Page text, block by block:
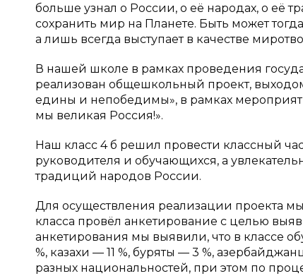
больше узнал о России, о её народах, о её
сохранить мир на Планете. Быть может
а лишь всегда выступает в качестве
В нашей школе в рамках проведения
реализован общешкольный проект,
едины и непобедимы», в рамках
мы великая Россия!».
Наш класс 4 б решил провести классный
руководителя и обучающихся, а
традиций народов России.
Для осуществления реализации проекта
класса провёл анкетирование с целью
анкетирования мы выявили, что в классе
%, казахи — 11 %, буряты — 3 %,
разных национальностей, при этом по